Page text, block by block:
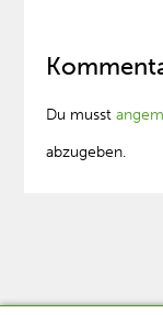
Du musst
abzugeben.